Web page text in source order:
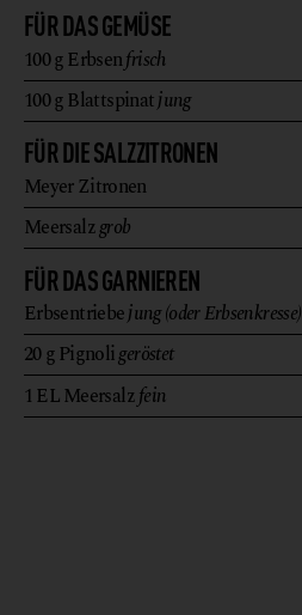
FÜR DAS GEMÜSE
100gErbsenfrisch
100g Blattspinatjung
FÜR DIE SALZZITRONEN
Meyer Zitronen
Meersalzgrob
FÜR DAS GARNIEREN
Erbsentriebejung (oder Erbsenkresse)
20gPignoligeröstet
1 ELMeersalzfein